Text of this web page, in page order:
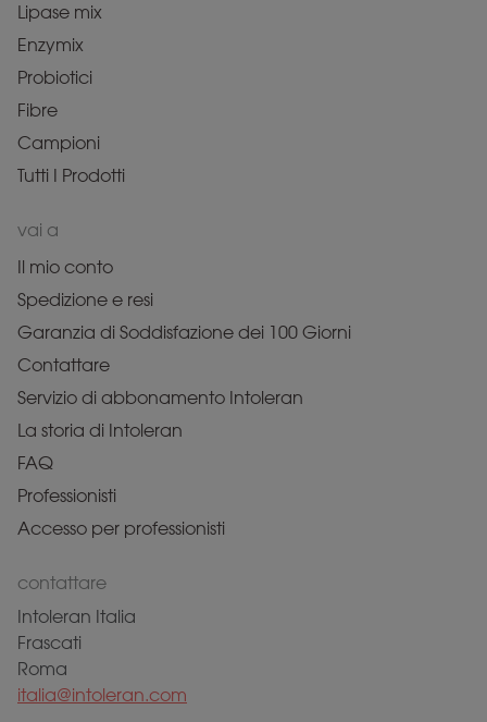
Lipase mix
Enzymix
Probiotici
Fibre
Campioni
Tutti I Prodotti
vai a
Il mio conto
Spedizione e resi
Garanzia di Soddisfazione dei 100 Giorni
Contattare
Servizio di abbonamento Intoleran
La storia di Intoleran
FAQ
Professionisti
Accesso per professionisti
contattare
Intoleran Italia
Frascati
Roma
italia@intoleran.com